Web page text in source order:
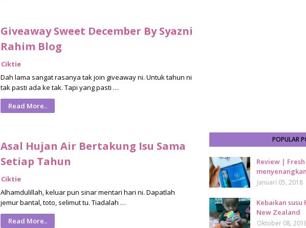
Giveaway Sweet December By Syazni
Rahim Blog
Ciktie
Dah lama sangat rasanya tak join giveaway ni. Untuk tahun ni
tak pasti ada ke tak. Tapi yang pasti …
Read More..
Asal Hujan Air Bertakung Isu Sama
Setiap Tahun
Ciktie
Alhamdulillah, keluar pun sinar mentari hari ni. Dapatlah
jemur bantal, toto, selimut tu. Tiadalah …
Read More..
POPULAR
Review |
menyenangkan
Januari 05, 2018
Kebaikan susu
New Zealand
Oktober 08,